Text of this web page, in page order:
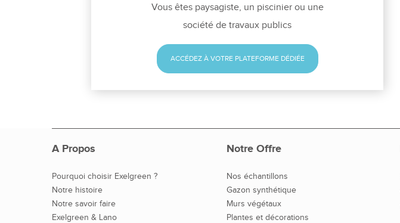
Vous êtes paysagiste, un piscinier ou une
société de travaux publics
ACCÉDEZ À VOTRE PLATEFORME DÉDIÉE
A Propos
Pourquoi choisir Exelgreen ?
Notre histoire
Notre savoir faire
Exelgreen & Lano
Notre Offre
Nos échantillons
Gazon synthétique
Murs végétaux
Plantes et décorations